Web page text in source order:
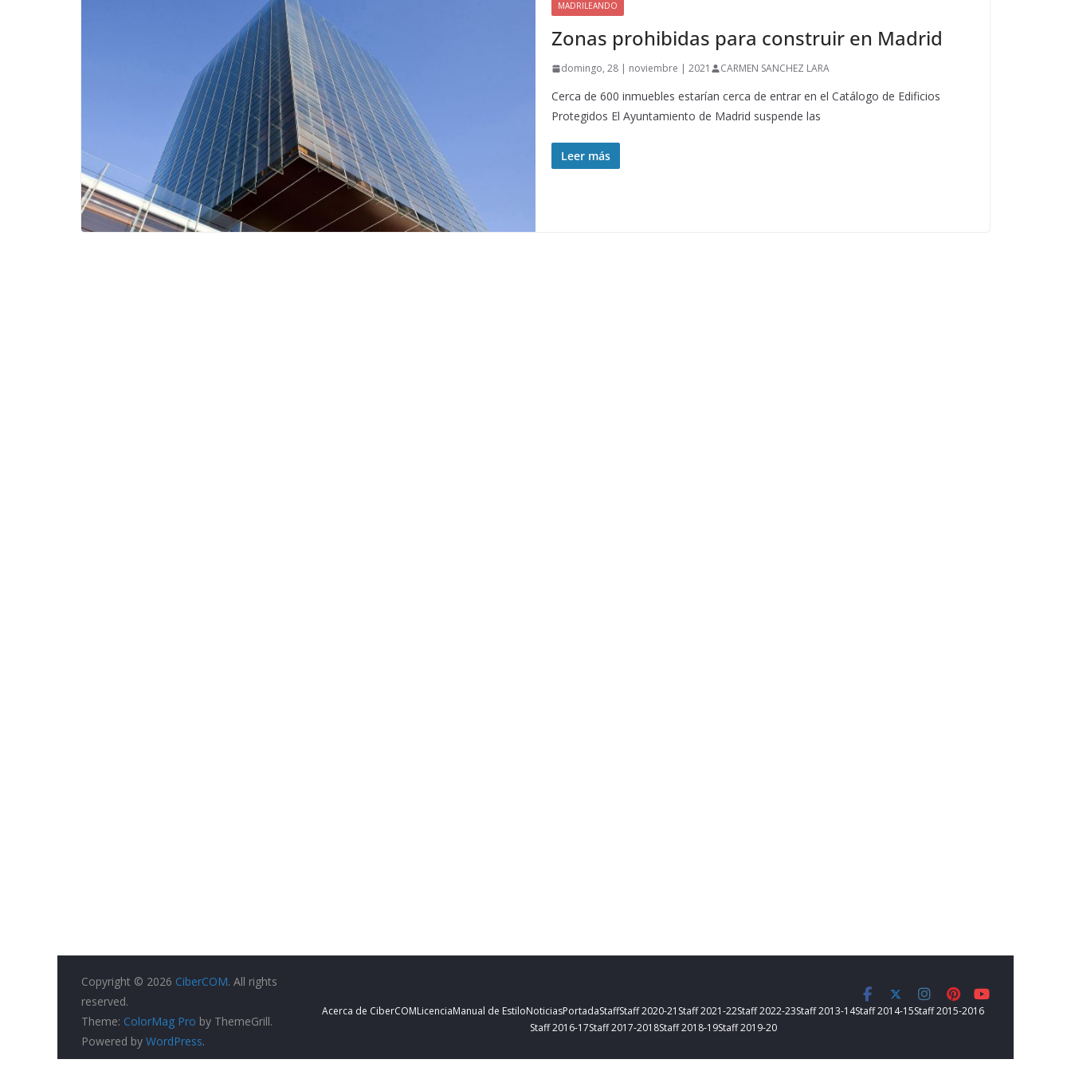
MADRILEANDO
Zonas prohibidas para construir en Madrid
domingo, 28 | noviembre | 2021 CARMEN SANCHEZ LARA
Cerca de 600 inmuebles estarían cerca de entrar en el Catálogo de Edificios
Protegidos El Ayuntamiento de Madrid suspende las
Leer más
Acerca de CiberCOMLicenciaManual de EstiloNoticiasPortadaStaffStaff 2020-21 Staff 2021-22Staff 2022-23Staff 2013-14Staff 2014-15Staff 2015-2016
Staff 2016-17Staff 2017-2018Staff 2018-19Staff 2019-20
Copyright © 2026 CiberCOM. All rights
reserved.
Theme: ColorMag Pro by ThemeGrill.
Powered by WordPress.